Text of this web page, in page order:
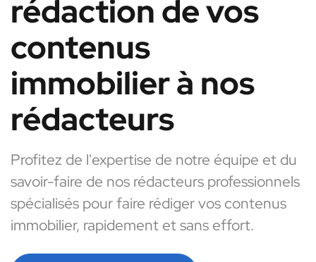
rédaction de vos
contenus
immobilier à nos
rédacteurs
Profitez de l'expertise de notre équipe et du
savoir-faire de nos rédacteurs professionnels
spécialisés pour faire rédiger vos contenus
immobilier, rapidement et sans effort.